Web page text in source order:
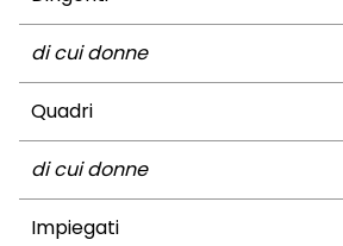
di cui donne
Quadri
di cui donne
Impiegati